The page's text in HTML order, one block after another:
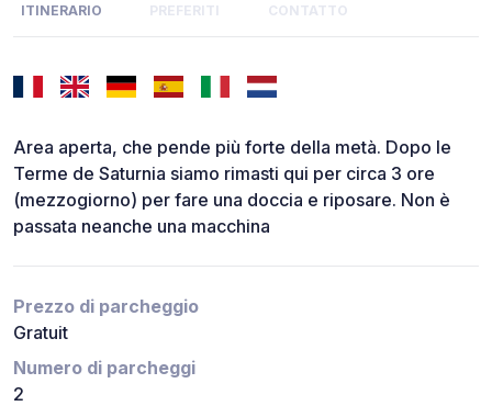
ITINERARIO PREFERITI CONTATTO
Area aperta, che pende più forte della metà. Dopo le
Terme de Saturnia siamo rimasti qui per circa 3 ore
(mezzogiorno) per fare una doccia e riposare. Non è
passata neanche una macchina
Prezzo di parcheggio
Gratuit
Numero di parcheggi
2